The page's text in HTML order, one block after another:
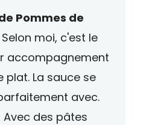
Pommes de
Selon moi, c'est le
accompagnement
plat. La sauce se
avec.
Avec des pâtes